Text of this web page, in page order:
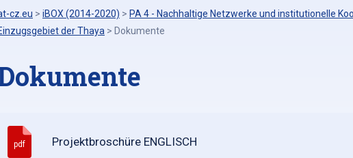
cz.eu > iBOX (2014-2020) > PA 4 - Nachhaltige Netzwerke und institutionelle
der Thaya > Dokumente
pdf Projektbroschüre ENGLISCH